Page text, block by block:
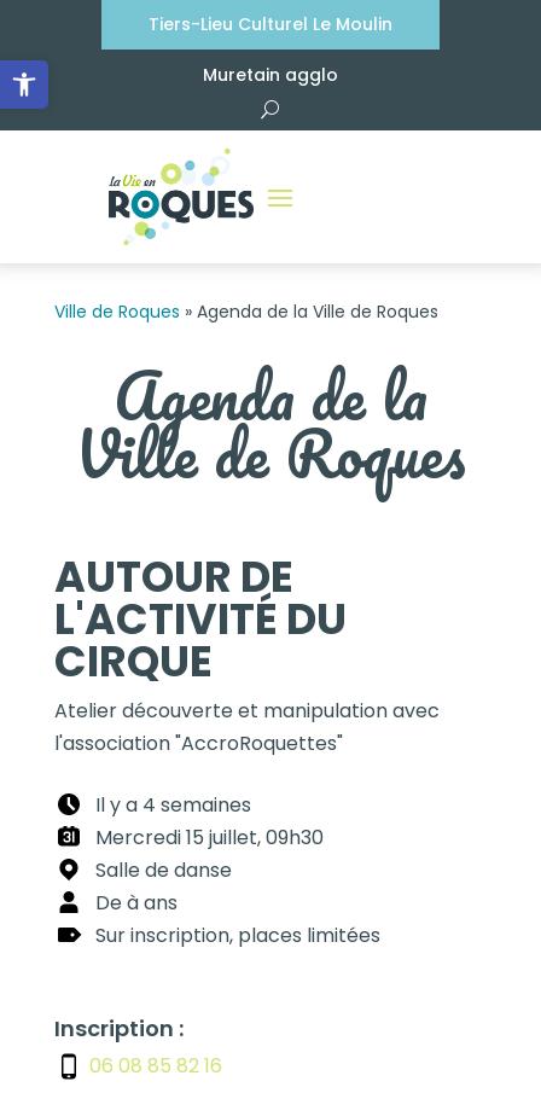
content
Ouvrir la barre d’outils
Tiers-Lieu Culturel Le Moulin
Muretain agglo
Ville de Roques » Agenda de la Ville de Roques
Agenda de la
Ville de Roques
AUTOUR DE
L'ACTIVITÉ DU
CIRQUE
Atelier découverte et manipulation avec
l'association "AccroRoquettes"
Il y a 4 semaines
Mercredi 15 juillet, 09h30
Salle de danse
De à ans
Sur inscription, places limitées
Inscription :
06 08 85 82 16